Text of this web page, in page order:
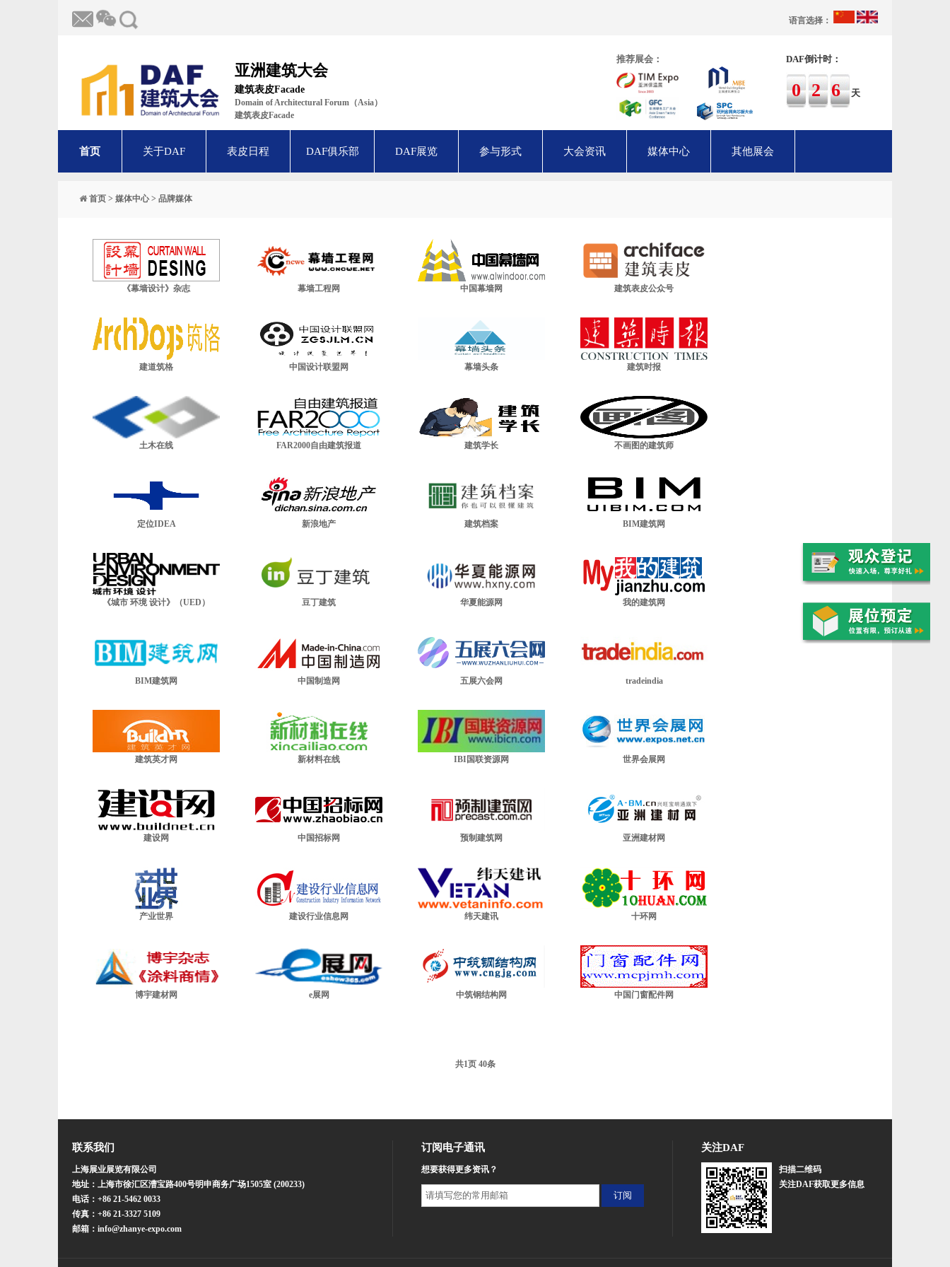
语言选择：
亚洲建筑大会
建筑表皮Facade
Domain of Architectural Forum（Asia）
建筑表皮Facade
推荐展会： DAF倒计时：
026 天
首页 关于DAF 表皮日程 DAF俱乐部 DAF展览 参与形式 大会资讯 媒体中心 其他展会
首页 > 媒体中心 > 品牌媒体
《幕墙设计》杂志 幕墙工程网 中国幕墙网 建筑表皮公众号
建道筑格 中国设计联盟网 幕墙头条 建筑时报
土木在线 FAR2000自由建筑报道 建筑学长 不画图的建筑师
定位IDEA 新浪地产 建筑档案 BIM建筑网
《城市 环境 设计》（UED） 豆丁建筑 华夏能源网 我的建筑网
BIM建筑网 中国制造网 五展六会网 tradeindia
建筑英才网 新材料在线 IBI国联资源网 世界会展网
建设网 中国招标网 预制建筑网 亚洲建材网
产业世界 建设行业信息网 纬天建讯 十环网
博宇建材网 e展网 中筑钢结构网 中国门窗配件网
共1页 40条
联系我们
上海展业展览有限公司
地址：上海市徐汇区漕宝路400号明申商务广场1505室 (200233)
电话：+86 21-5462 0033
传真：+86 21-3327 5109
邮箱：info@zhanye-expo.com
订阅电子通讯
想要获得更多资讯？
关注DAF
扫描二维码
关注DAF获取更多信息